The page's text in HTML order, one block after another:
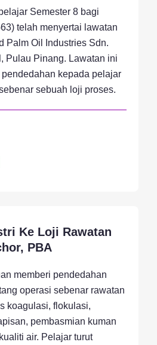
Semester 8 bagi
telah menyertai lawatan
Palm Oil Industries Sdn.
Pulau Pinang. Lawatan ini
kepada pelajar
sebuah loji proses.
Ke Loji Rawatan
PBA
memberi pendedahan
operasi sebenar rawatan
koagulasi, flokulasi,
pembasmian kuman
air. Pelajar turut